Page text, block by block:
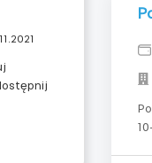
10-12 годин